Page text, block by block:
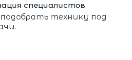
специалистов
технику под